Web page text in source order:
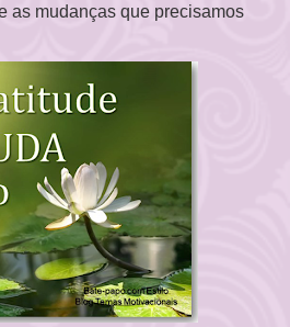
as mudanças que precisamos